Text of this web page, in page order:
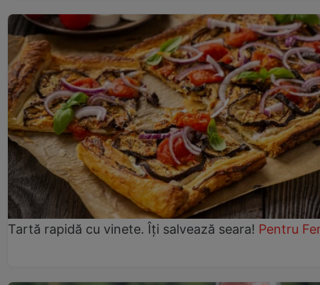
Tartă rapidă cu vinete. Îți salvează seara! Pentru